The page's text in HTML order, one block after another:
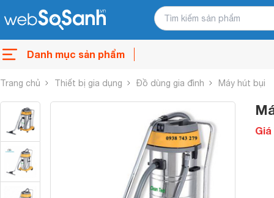
Danh mục sản phẩm
Trang chủ Thiết bị gia dụng Đồ dùng gia đình Máy hút bụi
Giá